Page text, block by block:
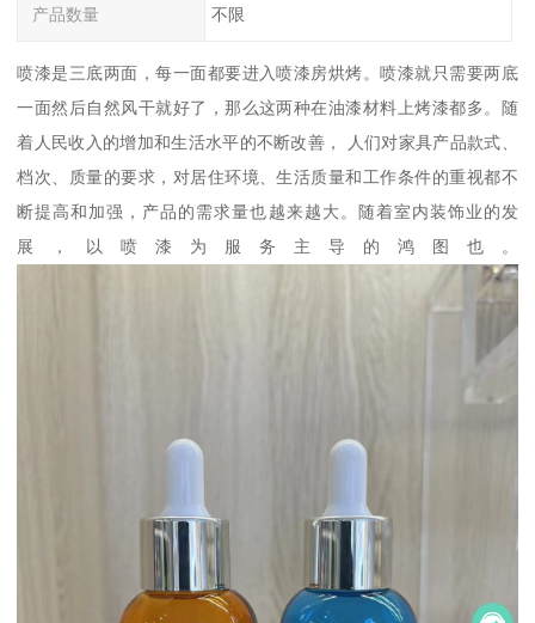
产品数量 不限
喷漆是三底两面，每一面都要进入喷漆房烘烤。喷漆就只需要两底
一面然后自然风干就好了，那么这两种在油漆材料上烤漆都多。随
着人民收入的增加和生活水平的不断改善， 人们对家具产品款式、
档次、质量的要求，对居住环境、生活质量和工作条件的重视都不
断提高和加强，产品的需求量也越来越大。随着室内装饰业的发
展，以喷漆为服务主导的鸿图也。